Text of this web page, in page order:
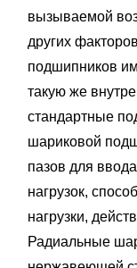
вызываемой
других
подшипников
такую же
стандартные
шариковой
пазов для
нагрузок,
нагрузки,
Радиальные